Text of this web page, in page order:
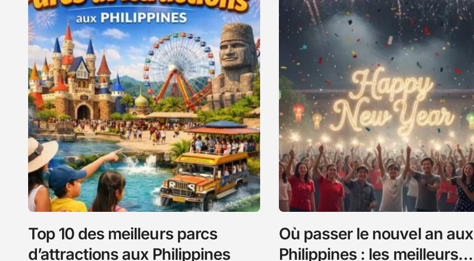
Top 10 des meilleurs parcs
d’attractions aux Philippines
Où passer le nouvel an aux
Philippines : les meilleurs